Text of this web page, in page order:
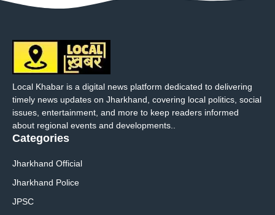
Local Khabar is a digital news platform dedicated to delivering
timely news updates on Jharkhand, covering local politics, social
issues, entertainment, and more to keep readers informed
about regional events and developments..
Categories
Jharkhand Official
Jharkhand Police
JPSC